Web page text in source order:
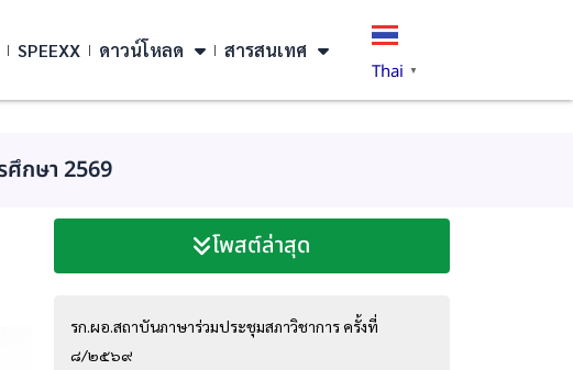
SPEEXX ดาวน์โหลด สารสนเทศ
Thai ▼
ศึกษา 2569
โพสต์ล่าสุด
รก.ผอ.สถาบันภาษาร่วมประชุมสภาวิชาการ ครั้งที่
๘/๒๕๖๙